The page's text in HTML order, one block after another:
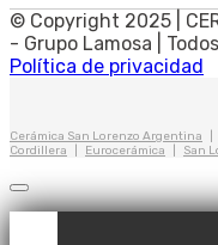
© Copyright 2025 |
- Grupo Lamosa |
Política de privacidad
Cerámica San Lorenzo Argentina
Cordillera
Eurocerámica San